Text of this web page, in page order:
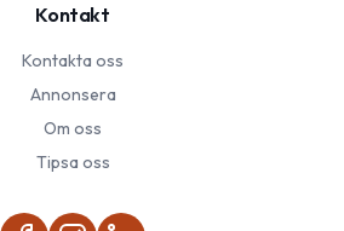
Kontakt
Kontakta oss
Annonsera
Om oss
Tipsa oss